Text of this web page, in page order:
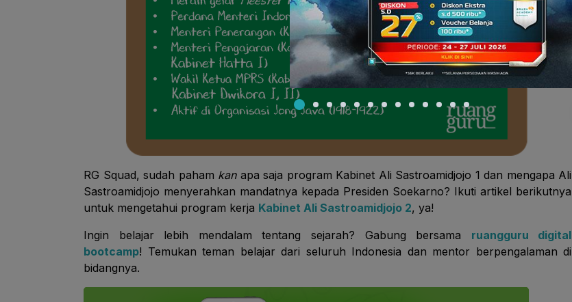
RG Squad, sudah paham kan apa saja program Kabinet Ali Sastroamidjojo 1 dan mengapa Ali
Sastroamidjojo menyerahkan mandatnya kepada Presiden Soekarno? Ikuti artikel berikutnya
untuk mengetahui program kerja Kabinet Ali Sastroamidjojo 2, ya!
Ingin belajar lebih mendalam tentang sejarah? Gabung bersama
ruangguru digital
bootcamp! Temukan teman belajar dari seluruh Indonesia dan mentor berpengalaman di
bidangnya.